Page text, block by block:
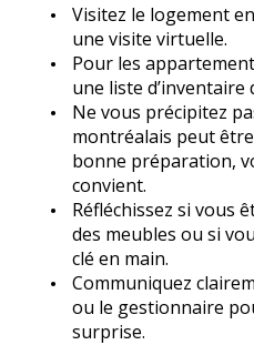
Visitez le logement
une visite virtuelle.
Pour les
une liste d’inventaire
Ne vous précipitez
montréalais peut
bonne préparation,
convient.
Réfléchissez si vous
des meubles ou si
clé en main.
Communiquez
ou le gestionnaire
surprise.